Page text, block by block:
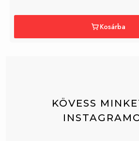
Kosárba
KÖVESS